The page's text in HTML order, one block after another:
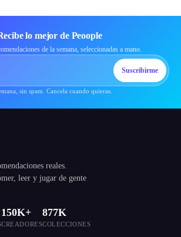
lo mejor de Peoople
de la semana, seleccionadas a mano.
Suscribirme
sin spam. Cancela cuando quieras.
reales.
leer y jugar de gente
150K+
CREADORES
877K
COLECCIONES